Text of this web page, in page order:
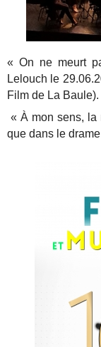
« On ne meurt
Lelouch le
Film de La Baule).
« À mon sens, la
que dans le